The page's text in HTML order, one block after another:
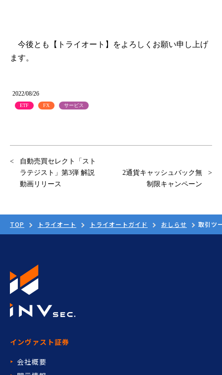
今後とも【トライオート】をよろしくお願い申し上げ
ます。
2022/08/26
ETF FX サービス
自動売買セレクト「スト
ラテジスト」第3弾 解説
動画リリース
2通貨キャッシュバック無
制限キャンペーン
TOP トライオート トライオートガイド おしらせ 取引ツ
インヴァスト証券
会社概要